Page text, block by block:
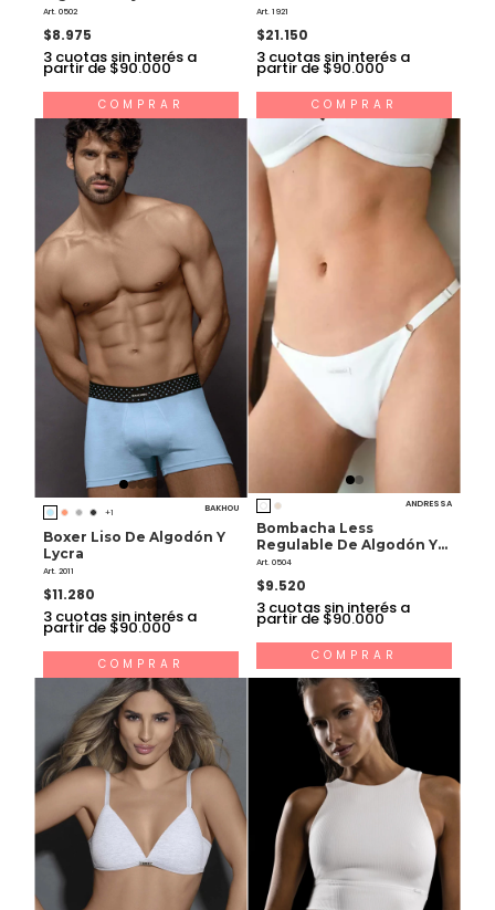
Art. 0502
$8.975
3 cuotas sin interés a
partir de $90.000
COMPRAR
Art. 1921
$21.150
3 cuotas sin interés a
partir de $90.000
COMPRAR
+1 BAKHOU
Boxer Liso De Algodón Y
Lycra
Art. 2011
$11.280
3 cuotas sin interés a
partir de $90.000
COMPRAR
ANDRESSA
Bombacha Less
Regulable De Algodón Y
Lycra
Art. 0504
$9.520
3 cuotas sin interés a
partir de $90.000
COMPRAR